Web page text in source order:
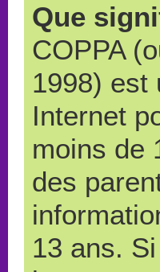
Que
COPPA
1998) est
Internet
moins de
des
13 ans.